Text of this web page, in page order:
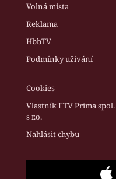
Volná místa
Reklama
HbbTV
Podmínky užívání
Cookies
Vlastník FTV Prima spol.
s r.o.
Nahlásit chybu